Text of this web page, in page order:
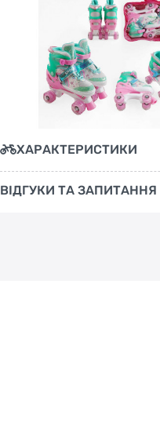
ХАРАКТЕРИСТИКИ
ВІДГУКИ ТА ЗАПИТАННЯ